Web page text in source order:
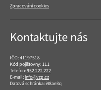
Zpracování cookies
Kontaktujte nás
IČO: 41197518
Kód pojišťovny: 111
Telefon:952 222 222
E-mail:info@vzp.cz
Datová schránka: i48ae3q